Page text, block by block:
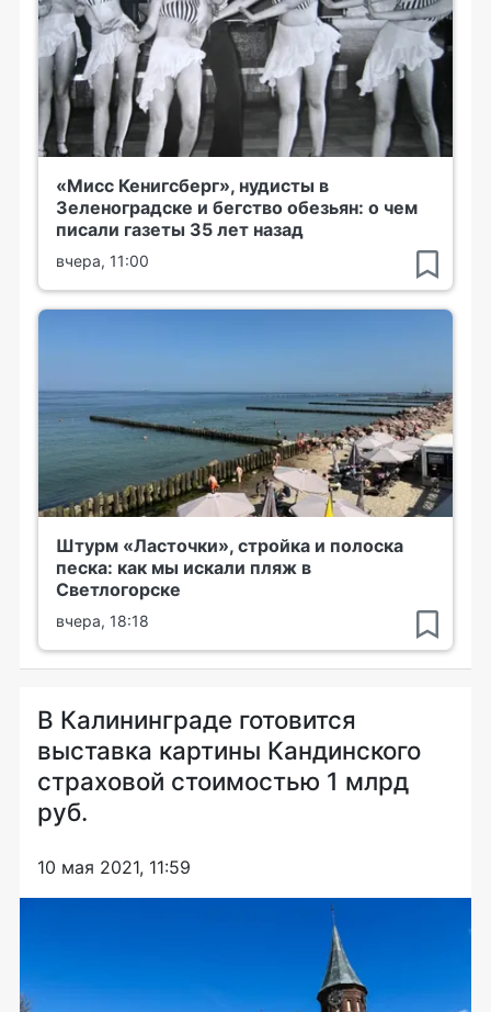
«Мисс Кенигсберг», нудисты в
Зеленоградске и бегство обезьян: о чем
писали газеты 35 лет назад
вчера, 11:00
Штурм «Ласточки», стройка и полоска
песка: как мы искали пляж в
Светлогорске
вчера, 18:18
В Калининграде готовится
выставка картины Кандинского
страховой стоимостью 1 млрд
руб.
10 мая 2021, 11:59